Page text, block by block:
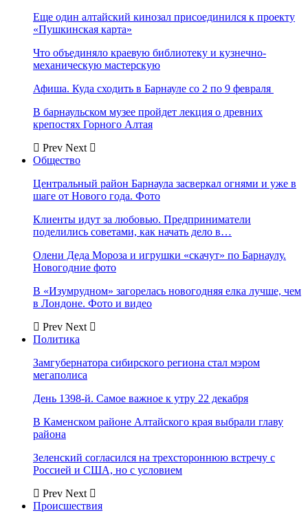
Еще один алтайский кинозал присоединился к проекту
«Пушкинская карта»
Что объединяло краевую библиотеку и кузнечно-
механическую мастерскую
Афиша. Куда сходить в Барнауле со 2 по 9 февраля
В барнаульском музее пройдет лекция о древних
крепостях Горного Алтая
Prev Next
Общество
Центральный район Барнаула засверкал огнями и уже в
шаге от Нового года. Фото
Клиенты идут за любовью. Предприниматели
поделились советами, как начать дело в…
Олени Деда Мороза и игрушки «скачут» по Барнаулу.
Новогодние фото
В «Изумрудном» загорелась новогодняя елка лучше, чем
в Лондоне. Фото и видео
Prev Next
Политика
Замгубернатора сибирского региона стал мэром
мегаполиса
День 1398-й. Самое важное к утру 22 декабря
В Каменском районе Алтайского края выбрали главу
района
Зеленский согласился на трехстороннюю встречу с
Россией и США, но с условием
Prev Next
Происшествия